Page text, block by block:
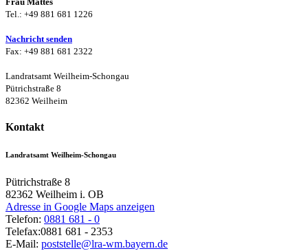
Tel.: +49 881 681 1226
Nachricht senden
Fax: +49 881 681 2322
Landratsamt Weilheim-Schongau
Pütrichstraße 8
82362 Weilheim
Kontakt
Landratsamt Weilheim-Schongau
Pütrichstraße 8
82362 Weilheim i. OB
Adresse in Google Maps anzeigen
Telefon: 0881 681 - 0
Telefax:0881 681 - 2353
E-Mail: poststelle@lra-wm.bayern.de